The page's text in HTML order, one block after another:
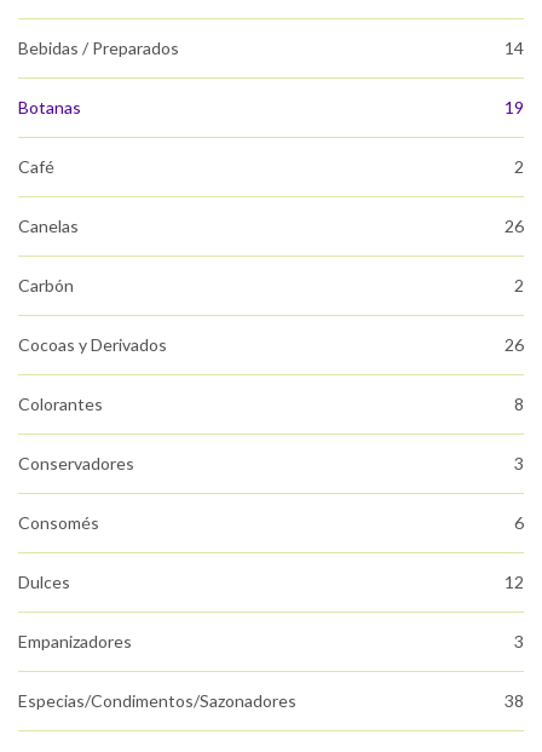
Bebidas / Preparados 14
Botanas 19
Café 2
Canelas 26
Carbón 2
Cocoas y Derivados 26
Colorantes 8
Conservadores 3
Consomés 6
Dulces 12
Empanizadores 3
Especias/Condimentos/Sazonadores 38